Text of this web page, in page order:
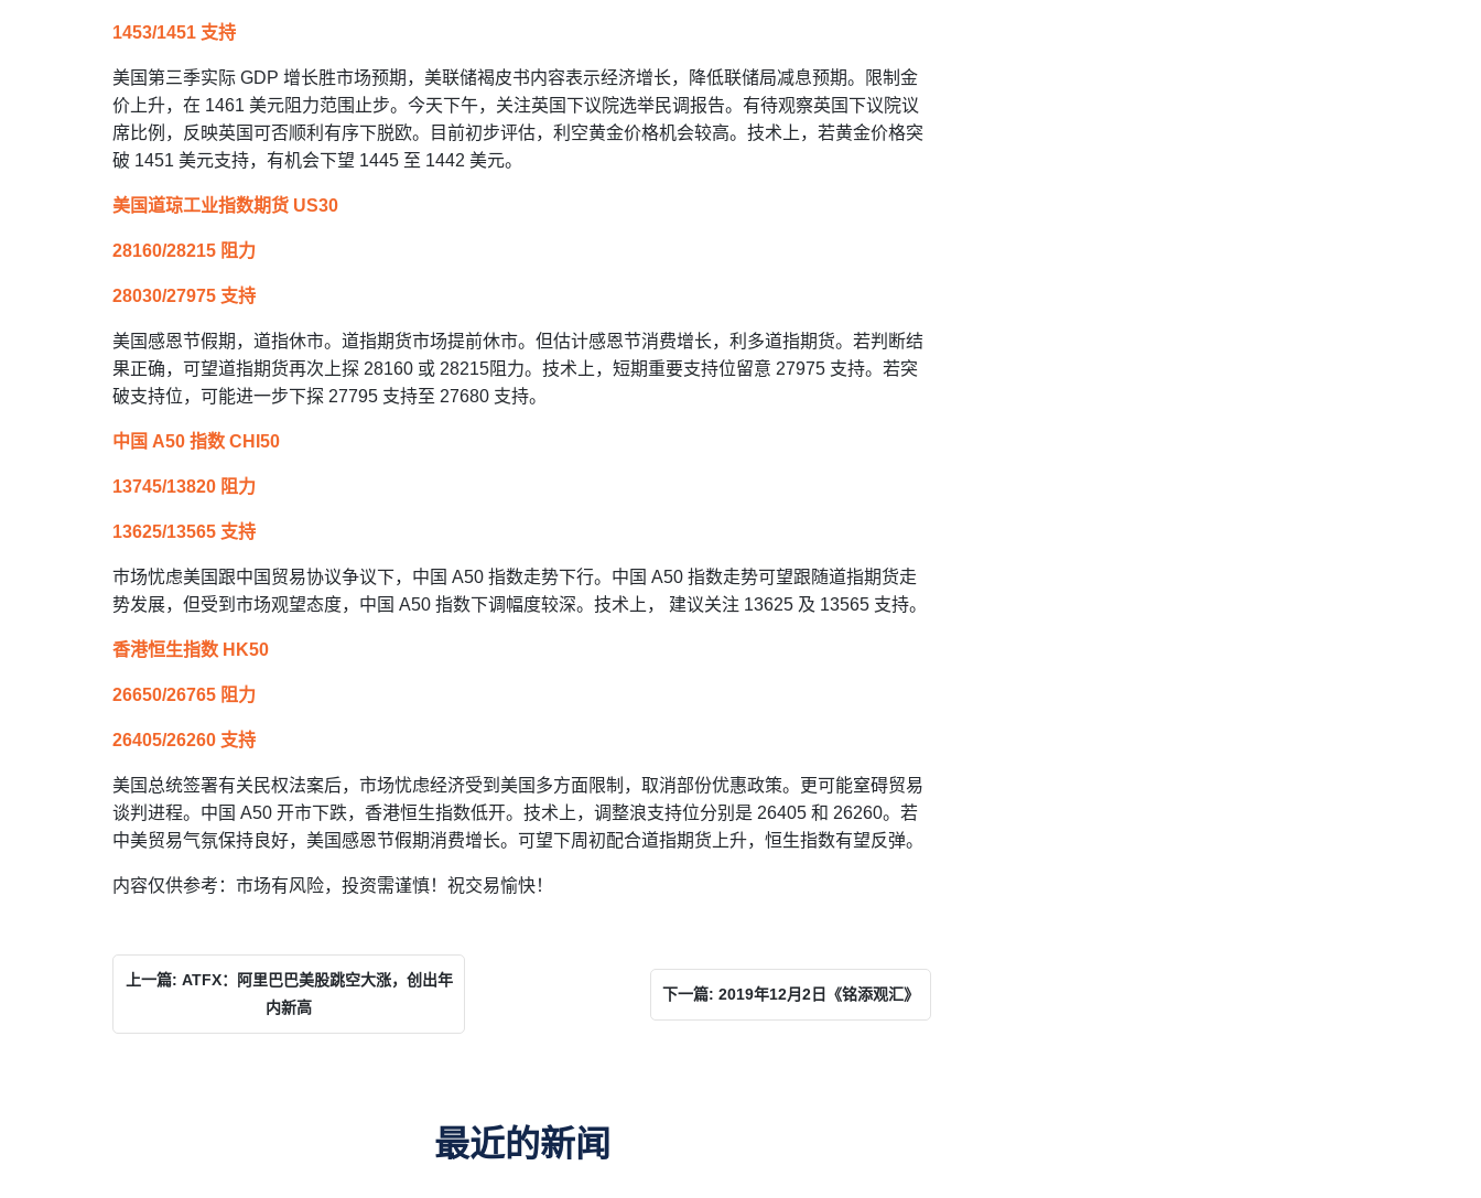
1453/1451 支持
美国第三季实际 GDP 增长胜市场预期，美联储褐皮书内容表示经济增长，降低联储局减息预期。限制金
价上升，在 1461 美元阻力范围止步。今天下午，关注英国下议院选举民调报告。有待观察英国下议院议
席比例，反映英国可否顺利有序下脱欧。目前初步评估，利空黄金价格机会较高。技术上，若黄金价格突
破 1451 美元支持，有机会下望 1445 至 1442 美元。
美国道琼工业指数期货 US30
28160/28215 阻力
28030/27975 支持
美国感恩节假期，道指休市。道指期货市场提前休市。但估计感恩节消费增长，利多道指期货。若判断结
果正确，可望道指期货再次上探 28160 或 28215阻力。技术上，短期重要支持位留意 27975 支持。若突
破支持位，可能进一步下探 27795 支持至 27680 支持。
中国 A50 指数 CHI50
13745/13820 阻力
13625/13565 支持
巿场忧虑美国跟中国贸易协议争议下，中国 A50 指数走势下行。中国 A50 指数走势可望跟随道指期货走
势发展，但受到市场观望态度，中国 A50 指数下调幅度较深。技术上， 建议关注 13625 及 13565 支持。
香港恒生指数 HK50
26650/26765 阻力
26405/26260 支持
美国总统签署有关民权法案后，市场忧虑经济受到美国多方面限制，取消部份优惠政策。更可能窒碍贸易
谈判进程。中国 A50 开市下跌，香港恒生指数低开。技术上，调整浪支持位分别是 26405 和 26260。若
中美贸易气氛保持良好，美国感恩节假期消费增长。可望下周初配合道指期货上升，恒生指数有望反弹。
内容仅供参考：市场有风险，投资需谨慎！祝交易愉快！
上一篇: ATFX：阿里巴巴美股跳空大涨，创出年
内新高
下一篇: 2019年12月2日《铭添观汇》
最近的新闻